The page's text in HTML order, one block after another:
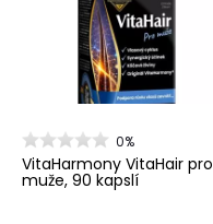
0%
VitaHarmony VitaHair pro
muže, 90 kapslí